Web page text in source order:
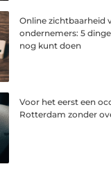
Online zichtbaarheid
ondernemers: 5
nog kunt doen
Voor het eerst een
Rotterdam zonder